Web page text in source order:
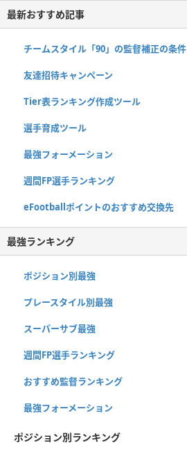
最新おすすめ記事
チームスタイル「90」の監督補正の条件
友達招待キャンペーン
Tier表ランキング作成ツール
選手育成ツール
最強フォーメーション
週間FP選手ランキング
eFootballポイントのおすすめ交換先
最強ランキング
ポジション別最強
プレースタイル別最強
スーパーサブ最強
週間FP選手ランキング
おすすめ監督ランキング
最強フォーメーション
ポジション別ランキング